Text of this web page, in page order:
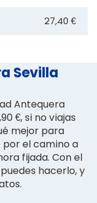
27,40 €
Sevilla
Antequera
€, si no viajas
mejor para
el camino a
fijada. Con el
hacerlo, y